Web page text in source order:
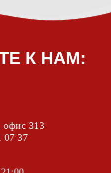
офис 313
07 37